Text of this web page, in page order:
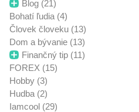
Blog (21)
Bohatí ľudia (4)
Človek človeku (13)
Dom a bývanie (13)
Finančný tip (11)
FOREX (15)
Hobby (3)
Hudba (2)
Iamcool (29)